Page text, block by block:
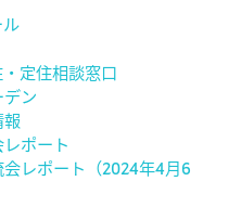
ル
定住相談窓口
デン
報
ポート
レポート（2024年4月6